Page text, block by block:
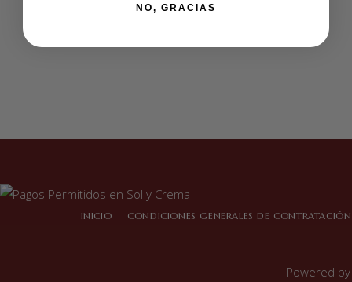
INICIO CONDICIONES GENERALES DE CONTRATACIÓN
Powered
NO, GRACIAS